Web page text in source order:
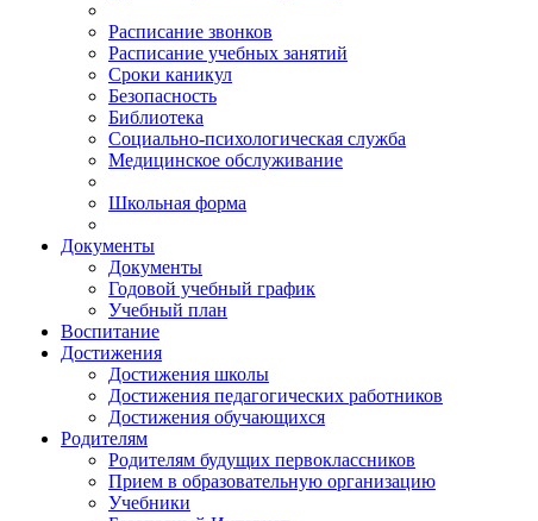
Расписание звонков
Расписание учебных занятий
Сроки каникул
Безопасность
Библиотека
Социально-психологическая служба
Медицинское обслуживание
Школьная форма
Документы
Документы
Годовой учебный график
Учебный план
Воспитание
Достижения
Достижения школы
Достижения педагогических работников
Достижения обучающихся
Родителям
Родителям будущих первоклассников
Прием в образовательную организацию
Учебники